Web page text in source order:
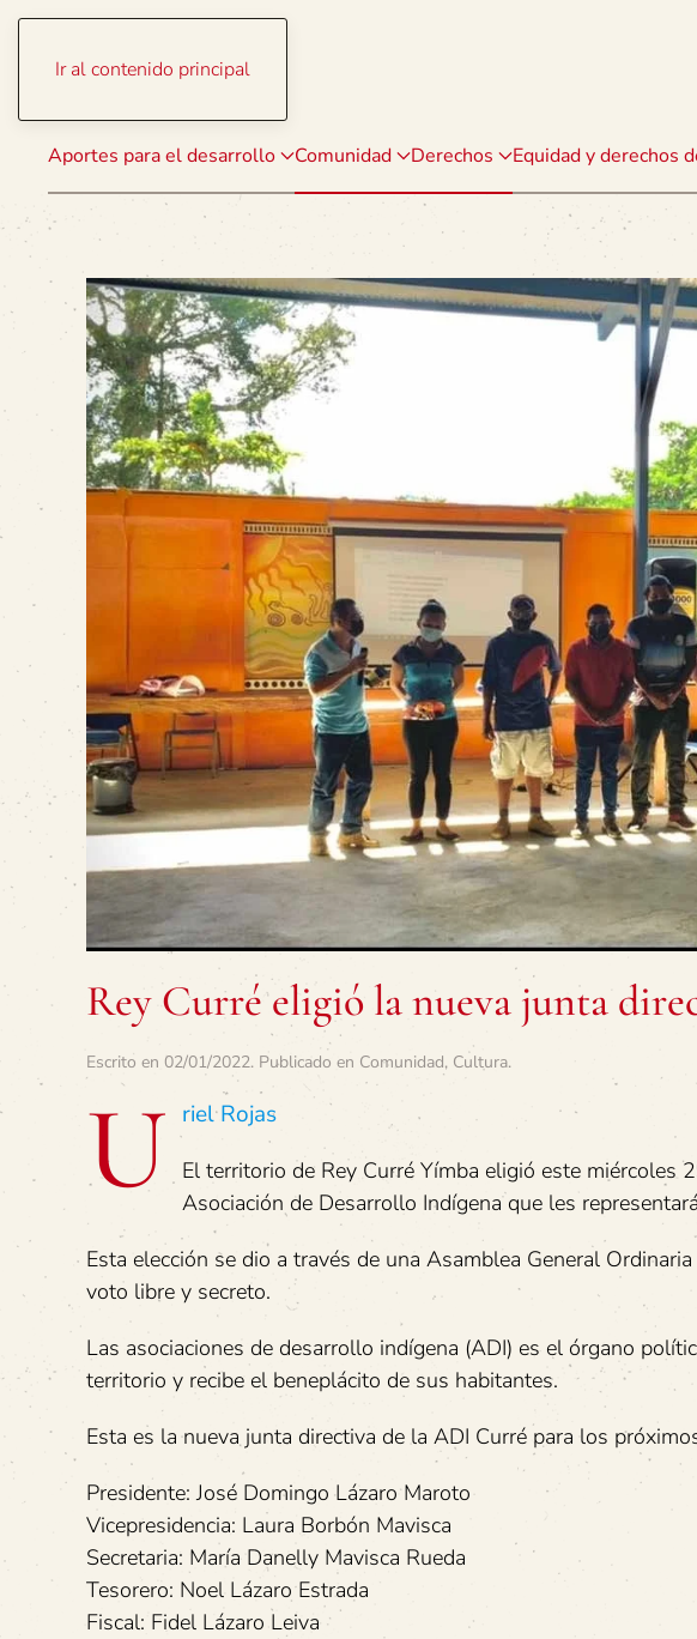
Ir al contenido principal
Aportes para el desarrollo Comunidad Derechos Equidad y derechos
Rey Curré eligió la nueva junta
Escrito en 02/01/2022. Publicado en Comunidad, Cultura.
U riel Rojas
El territorio de Rey Curré Yímba eligió este miércoles
Asociación de Desarrollo Indígena que les
Esta elección se dio a través de una Asamblea General
voto libre y secreto.
Las asociaciones de desarrollo indígena (ADI) es el órgano
territorio y recibe el beneplácito de sus habitantes.
Esta es la nueva junta directiva de la ADI Curré para los
Presidente: José Domingo Lázaro Maroto
Vicepresidencia: Laura Borbón Mavisca
Secretaria: María Danelly Mavisca Rueda
Tesorero: Noel Lázaro Estrada
Fiscal: Fidel Lázaro Leiva